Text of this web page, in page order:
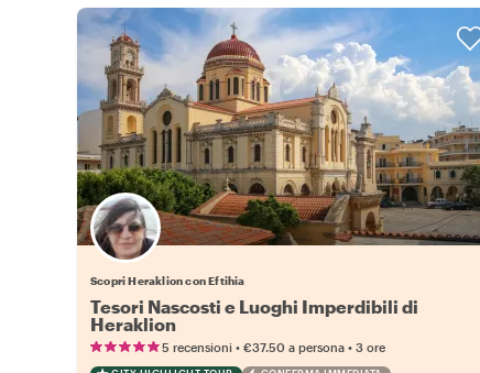
Scopri Heraklion con Eftihia
Tesori Nascosti e Luoghi Imperdibili di
Heraklion
5 recensioni • €37.50 a persona • 3 ore